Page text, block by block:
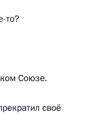
то?
Союзе.
своё